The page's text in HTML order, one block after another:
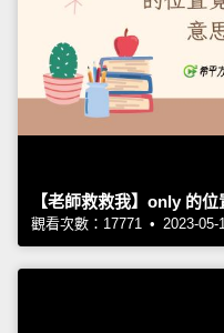
【老師救救我】only 的
觀看次數：17771 • 2023-05-